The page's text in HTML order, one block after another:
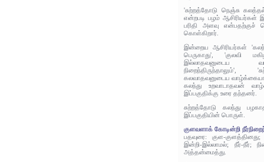
'சுற்றத்தோடு நெஞ்சு
என்றபடி பழம் ஆசிரியர்கள்
பரிதி அளவு
கொள்கிறார்.
இன்றைய ஆசிரியர்கள்
பெருகாது', 'குலவி
இல்லாதவனுடைய
நிறைந்திருந்தாலும்',
கலவாதவனுடைய
கலந்து உறவாடாதவன்
இப்பகுதிக்கு உரை தந்தனர்.
சுற்றத்தோடு கலந்து
இப்பகுதியின் பொருள்.
குளவளாக் கோடின்றி
பதவுரை: குள-
இன்றி-இல்லாமல்; நீர்-நீர்;
அத்தன்மைத்து.